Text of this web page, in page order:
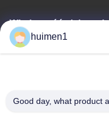
Wiadomość
huimen1
Good day, what product